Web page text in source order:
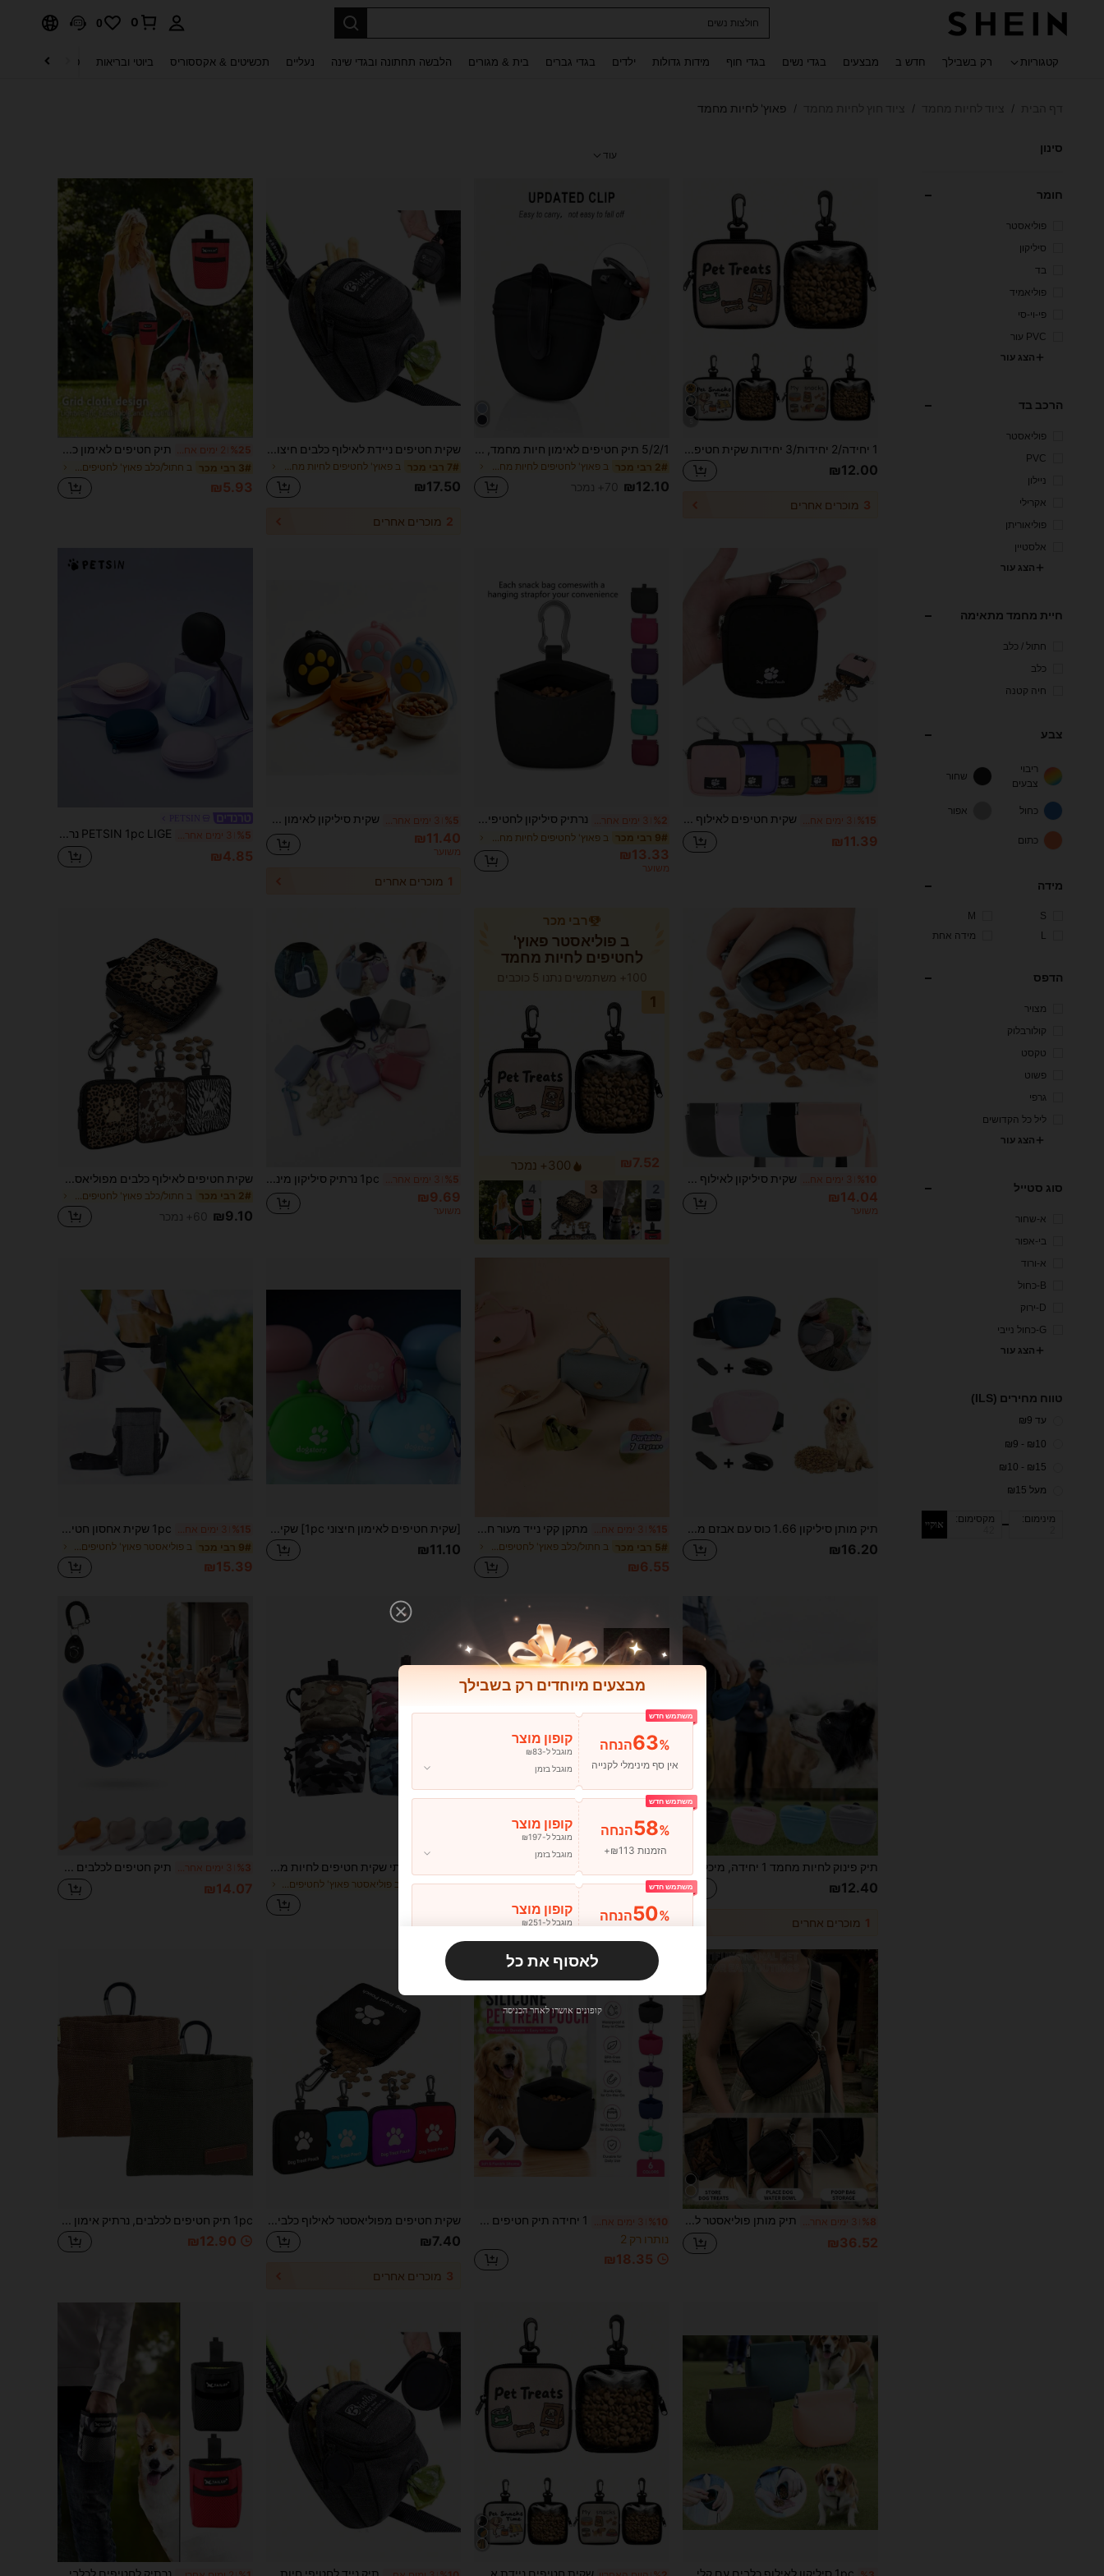
חולצות נשים
0
0
קטגוריות רק בשבילך חדש ב מבצעים בגדי נשים בגדי חוף מידות גדולות ילדים בגדי גברים בית & מגורים הלבשה תחתונה ובגדי שינה נעליים תכשיטים & אקססוריס ביוטי ובריאות טקסטיל לבית
/
/
/ פאוץ' לחיות מחמד
סינון
חומר
פוליאסטר
סיליקון
בד
פוליאמיד
פי-וי-סי
PVC עור
הצג עור
הרכב בד
פוליאסטר
PVC
ניילון
אקרילי
פוליאוריתן
אלסטיין
הצג עור
חיית מחמד מתאימה
חתול / כלב
כלב
חיה קטנה
צבע
ריבוי
צבעים
שחור
כחול אפור
כתום
מידה
S
M
L
מידה אחת
הדפס
מצויר
קולורבלוק
טקסט
פשוט
גרפי
ליל כל הקדושים
הצג עור
סוג סטייל
א-שחור
בי-אפור
א-ורוד
B-כחול
D-ירוק
G-כחול נייבי
הצג עור
טווח מחירים (ILS)
עד ₪9
₪10 - ₪9
₪15 - ₪10
מעל ₪15
מינימום: מקסימום: אוקיי
עוד
₪12.00
3 מוכרים אחרים
2# רבי מכר ב פאוץ' לחטיפים לחיות מחמד
₪12.10 70+ נמכר
7# רבי מכר ב פאוץ' לחטיפים לחיות מחמד
₪17.50
2 מוכרים אחרים
%25 2 ימים אחרונים
3# רבי מכר ב חתול/כלב פאוץ' לחטיפים לחיות מחמד
₪5.93
%15 שקית חטיפים לאילוף כלבים אחת, נרתיק חטיפים נייד לחיות מחמד מתאים לפעילויות חוץ והליכה, ציוד לחיות מחמד, אביזרים לחיות מחמד, שקית אטומה לחטיפים לחיות מחמד, צרכי היומיום לחיות מחמד
₪11.39
%2 נרתיק סיליקון לחטיפים לכלבים ביד אחת, תיק אילוף כלבים קטנים בגודל כיס עם טבעת משיכה ומכסה נסגר אוטומטית (רצועת יד כלולה בפנים), תיק אחסון חטיפים נייד לחיות מחמד, קל משקל ונוח לאילוף כלבים, טיולים, פעילויות חוץ, חומר סיליקון רך קל לניקוי, שקית תגמולים עמידה לחיות מחמד, גודל כיס קומפקטי לנשיאה, מתאים לכלבים בינוניים וקטנים, גורים, חיוני לאילוף חיות מחמד, זמין בצבעים שחור, כחול כהה, ורוד, כחול בהיר, ירוק כהה
9# רבי מכר
₪13.33
משוער
%5 שקית סיליקון לאימון חיות מחמד חמודה עם הדפס כפות, שקית חטיפים ניידת לכלבים, שקית גמול לאימון כלבים קטנים עם יד אחת ועיצוב כפות מקסים, שקית חטיפים עגולה קלת משקל ועמידה למים קלה לניקוי, מתאים למזון לחיות מחמד, גודל קומפקטי מתאים להליכה בחוץ, טיולים רגליים, ריצה, אימון ציות, חומר סיליקון רך וגמיש, אביזר אופנתי לאימון חיות מחמד עם הדפס כפות, חיוני יומיומי לחיות מחמד
₪11.40
משוער
1 מוכרים אחרים
%5 PETSIN 1pc LIGE נרתיק סיליקון לאילוף כלבים, צמיד מקשה אחת, גודל כיס מיניאטורי נייד, קל לניקוי, תיק נסיעות לטיולים לחיות מחמד, שקית חטיפים מסיליקון לחיות מחמד, נרתיק נייד לאילוף כלבים
₪4.85
%10 3 ימים אחרונים
₪14.04
משוער
רבי מכר
ב פוליאסטר פאוץ'
לחטיפים לחיות מחמד
100+ משתמשים נתנו 5 כוכבים
₪7.52
300+ נמכר
%5 3 ימים אחרונים
₪9.69
משוער
2# רבי מכר
₪9.10 60+ נמכר
₪16.20
%15 3 ימים אחרונים
5# רבי מכר ב חתול/כלב פאוץ' לחטיפים לחיות מחמד
₪6.55
₪11.10
%15 3 ימים אחרונים
9# רבי מכר ב פוליאסטר פאוץ' לחטיפים לחיות מחמד
₪15.39
₪12.40
1 מוכרים אחרים
₪29.29 8# רבי מכר ב פוליאסטר פאוץ' לחטיפים לחיות מחמד
%3 3 ימים אחרונים
₪14.07
%8 תיק מותן פוליאסטר להתאמה אישית לטיולים לכלבים, חגורה מתכווננת, כולל מתקן לשקיות אשפה, מחזיק בקבוק מים ונרתיק חטיפים, מתאים לכלבים קטנים, בינוניים וגדולים, אידיאלי לטיולים ואילוף בחוץ, חיוני למאמני כלבים, ציוד טיול כלבים עמיד ונייד יומיומי
₪36.52
%10
1 יחידה תיק חטיפים לאימון כלבים עם רוכסן - תיק חטיפים נייד לחיות מחמד, מתאים לפעילויות חוץ וטיולים, מתאים לבעלי כלבים ומאמנים לנשיאת חטיפי חיות מחמד, אביזרי כלבים, תיק חטיפים לכלבים, צעצועי כלבים, תיק לטיול עם כלבים, אחסון חטיפים לכלבים
נותרו רק 2
₪18.35
שקית חטיפים מפוליאסטר לאילוף כלבים עם סגירת זיפל - שקית חטיפים ניידת לחיות מחמד, מתאימה לפעילויות חוץ וטיולי כלבים, זמינה בצבעים מרובים (שחור, אדום, סגול, כחול), אידיאלית לבעלי כלבים ומאמני כלבים לנסיעות מיכל חטיפים לחיות מחמד שקית חטיפים לכלבים שקית חטיפים לכלבים שקית טיול לכלבים
₪7.40
3 מוכרים אחרים
1pc תיק חטיפים לכלבים, נרתיק אימון לחיות מחמד בגודל כיס, חומר קנבס, תיק לטיול עם כלבים ללא ידיים עם קרבינר, סגירה עצמית לחטיפי מזון ופרס לחיות מחמד, מתאים לנסיעות עם גורים או לשימוש בחוץ
₪12.90
ב פוליאסטר פאוץ' לחטיפים לחיות מחמד
מבצעים מיוחדים רק בשבילך
משתמש חדש
63%הנחה
אין סף מינימלי לקנייה
קופון מוצר
מוגבל ל-₪83
מוגבל בזמן
משתמש חדש
58%הנחה
הזמנות ₪113+
קופון מוצר
מוגבל ל-₪197
מוגבל בזמן
משתמש חדש
50%הנחה קופון מוצר
מוגבל ל-₪251
מוגבל בזמן
משתמש חדש
33%הנחה
הזמנות ₪486+
קופון מוצר
מוגבל ל-₪270
מוגבל בזמן
משתמש חדש
31%הנחה קופון מוצר
מוגבל ל-₪539
לאסוף את כל
קופונים אושרו לאחר הכניסה